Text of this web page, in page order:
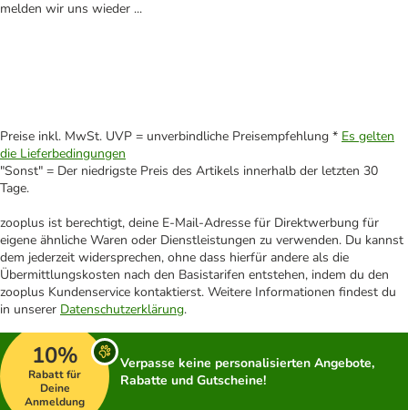
melden wir uns wieder ...
Preise inkl. MwSt. UVP = unverbindliche Preisempfehlung * Es gelten
die Lieferbedingungen
"Sonst" = Der niedrigste Preis des Artikels innerhalb der letzten 30
Tage.
zooplus ist berechtigt, deine E-Mail-Adresse für Direktwerbung für
eigene ähnliche Waren oder Dienstleistungen zu verwenden. Du kannst
dem jederzeit widersprechen, ohne dass hierfür andere als die
Übermittlungskosten nach den Basistarifen entstehen, indem du den
zooplus Kundenservice kontaktierst. Weitere Informationen findest du
in unserer Datenschutzerklärung.
10%
Rabatt für
Deine
Anmeldung
Verpasse keine personalisierten Angebote,
Rabatte und Gutscheine!